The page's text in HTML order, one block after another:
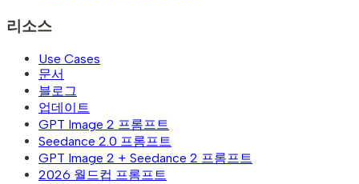
리소스
Use Cases
문서
블로그
업데이트
GPT Image 2 프롬프트
Seedance 2.0 프롬프트
GPT Image 2 + Seedance 2 프롬프트
2026 월드컵 프롬프트